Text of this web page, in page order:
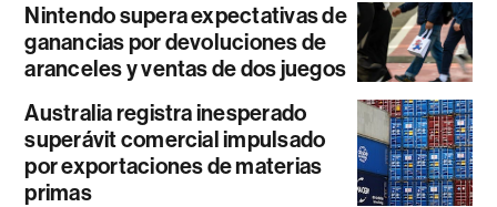
Nintendo supera expectativas de
ganancias por devoluciones de
aranceles y ventas de dos juegos
Australia registra inesperado
superávit comercial impulsado
por exportaciones de materias
primas